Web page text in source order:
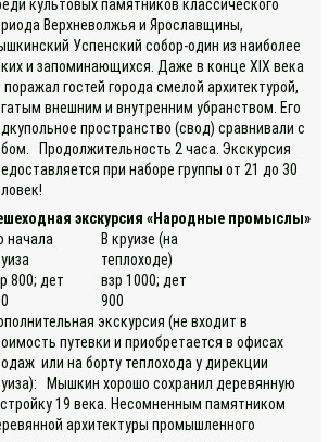
культовых памятников классического
Верхневолжья и Ярославщины,
Успенский собор-один из наиболее
и запоминающихся. Даже в конце XIX века
поражал гостей города смелой архитектурой,
внешним и внутренним убранством. Его
пространство (свод) сравнивали с
Продолжительность 2 часа. Экскурсия
при наборе группы от 21 до 30
экскурсия «Народные промыслы»
начала
800; дет
В круизе (на
теплоходе)
взр 1000; дет
900
экскурсия (не входит в
путевки и приобретается в офисах
или на борту теплохода у дирекции
Мышкин хорошо сохранил деревянную
19 века. Несомненным памятником
архитектуры промышленного